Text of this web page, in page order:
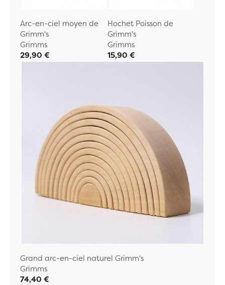
Arc-en-ciel moyen de
Grimm's
Grimms
29,90 €
Hochet Poisson de
Grimm's
Grimms
15,90 €
Grand arc-en-ciel naturel Grimm's
Grimms
74,40 €